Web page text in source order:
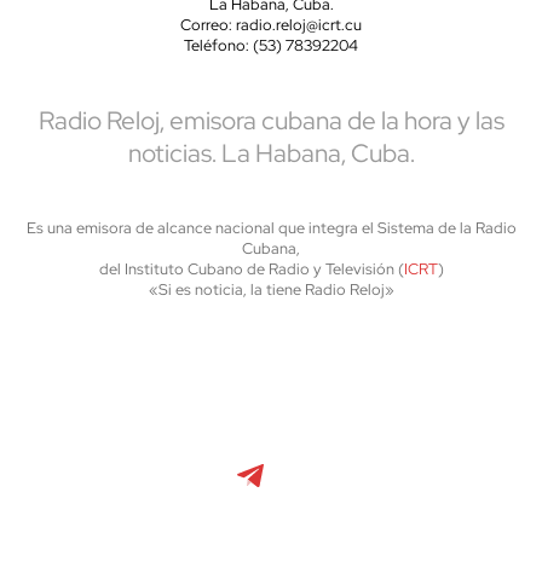
Correo: radio.reloj@icrt.cu
Teléfono: (53) 78392204
Radio Reloj, emisora cubana de la hora y las
noticias. La Habana, Cuba.
Es una emisora de alcance nacional que integra el Sistema de la Radio
Cubana,
del Instituto Cubano de Radio y Televisión (ICRT)
«Si es noticia, la tiene Radio Reloj»